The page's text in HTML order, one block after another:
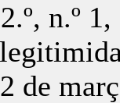
n.º
de